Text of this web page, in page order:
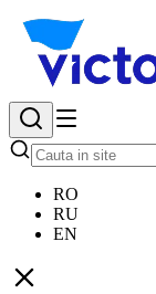
RO
RU
EN